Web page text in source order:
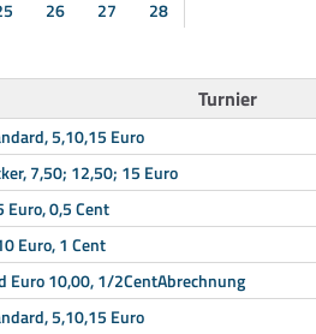
26 27
28
Turnier
5,10,15 Euro
7,50; 12,50; 15 Euro
Euro, 0,5 Cent
Euro, 1 Cent
Euro 10,00, 1/2CentAbrechnung
5,10,15 Euro